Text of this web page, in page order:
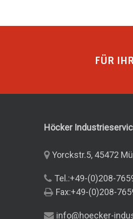
FÜR
Höcker
Yorckstr.5, 45472
Tel.:+49-(0)208-
Fax:+49-(0)208-
info@hoecker-